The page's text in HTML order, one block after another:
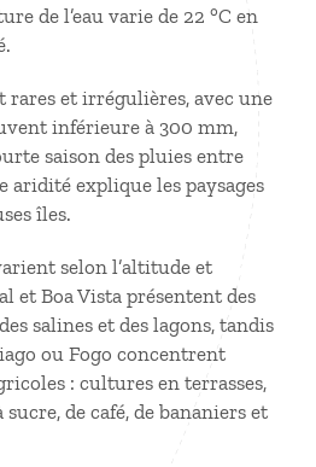
de l’eau varie de 22 °C en
rares et irrégulières, avec une
inférieure à 300 mm,
saison des pluies entre
aridité explique les paysages
îles.
selon l’altitude et
et Boa Vista présentent des
salines et des lagons, tandis
ou Fogo concentrent
: cultures en terrasses,
de café, de bananiers et